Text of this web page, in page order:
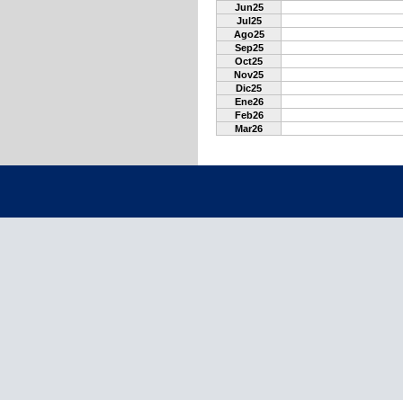
Jun25
Jul25
Ago25
Sep25
Oct25
Nov25
Dic25
Ene26
Feb26
Mar26